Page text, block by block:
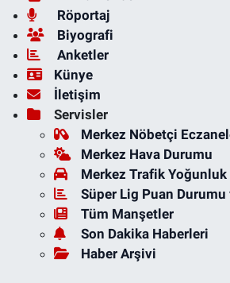
Röportaj
Biyografi
Anketler
Künye
İletişim
Servisler
Merkez Nöbetçi
Merkez Hava Durumu
Merkez Trafik Yoğunluk
Süper Lig Puan
Tüm Manşetler
Son Dakika Haberleri
Haber Arşivi